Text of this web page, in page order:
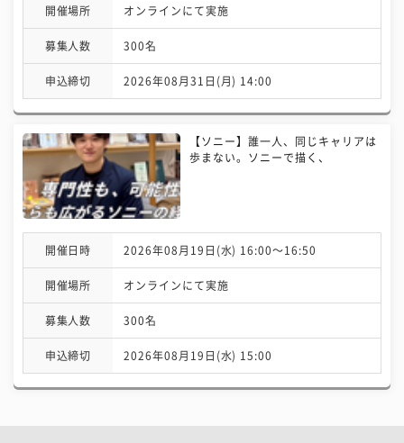
開催場所 オンラインにて実施
募集人数 300名
申込締切 2026年08月31日(月) 14:00
【ソニー】誰一人、同じキャリアは
歩まない。ソニーで描く、
開催日時 2026年08月19日(水) 16:00〜16:50
開催場所 オンラインにて実施
募集人数 300名
申込締切 2026年08月19日(水) 15:00